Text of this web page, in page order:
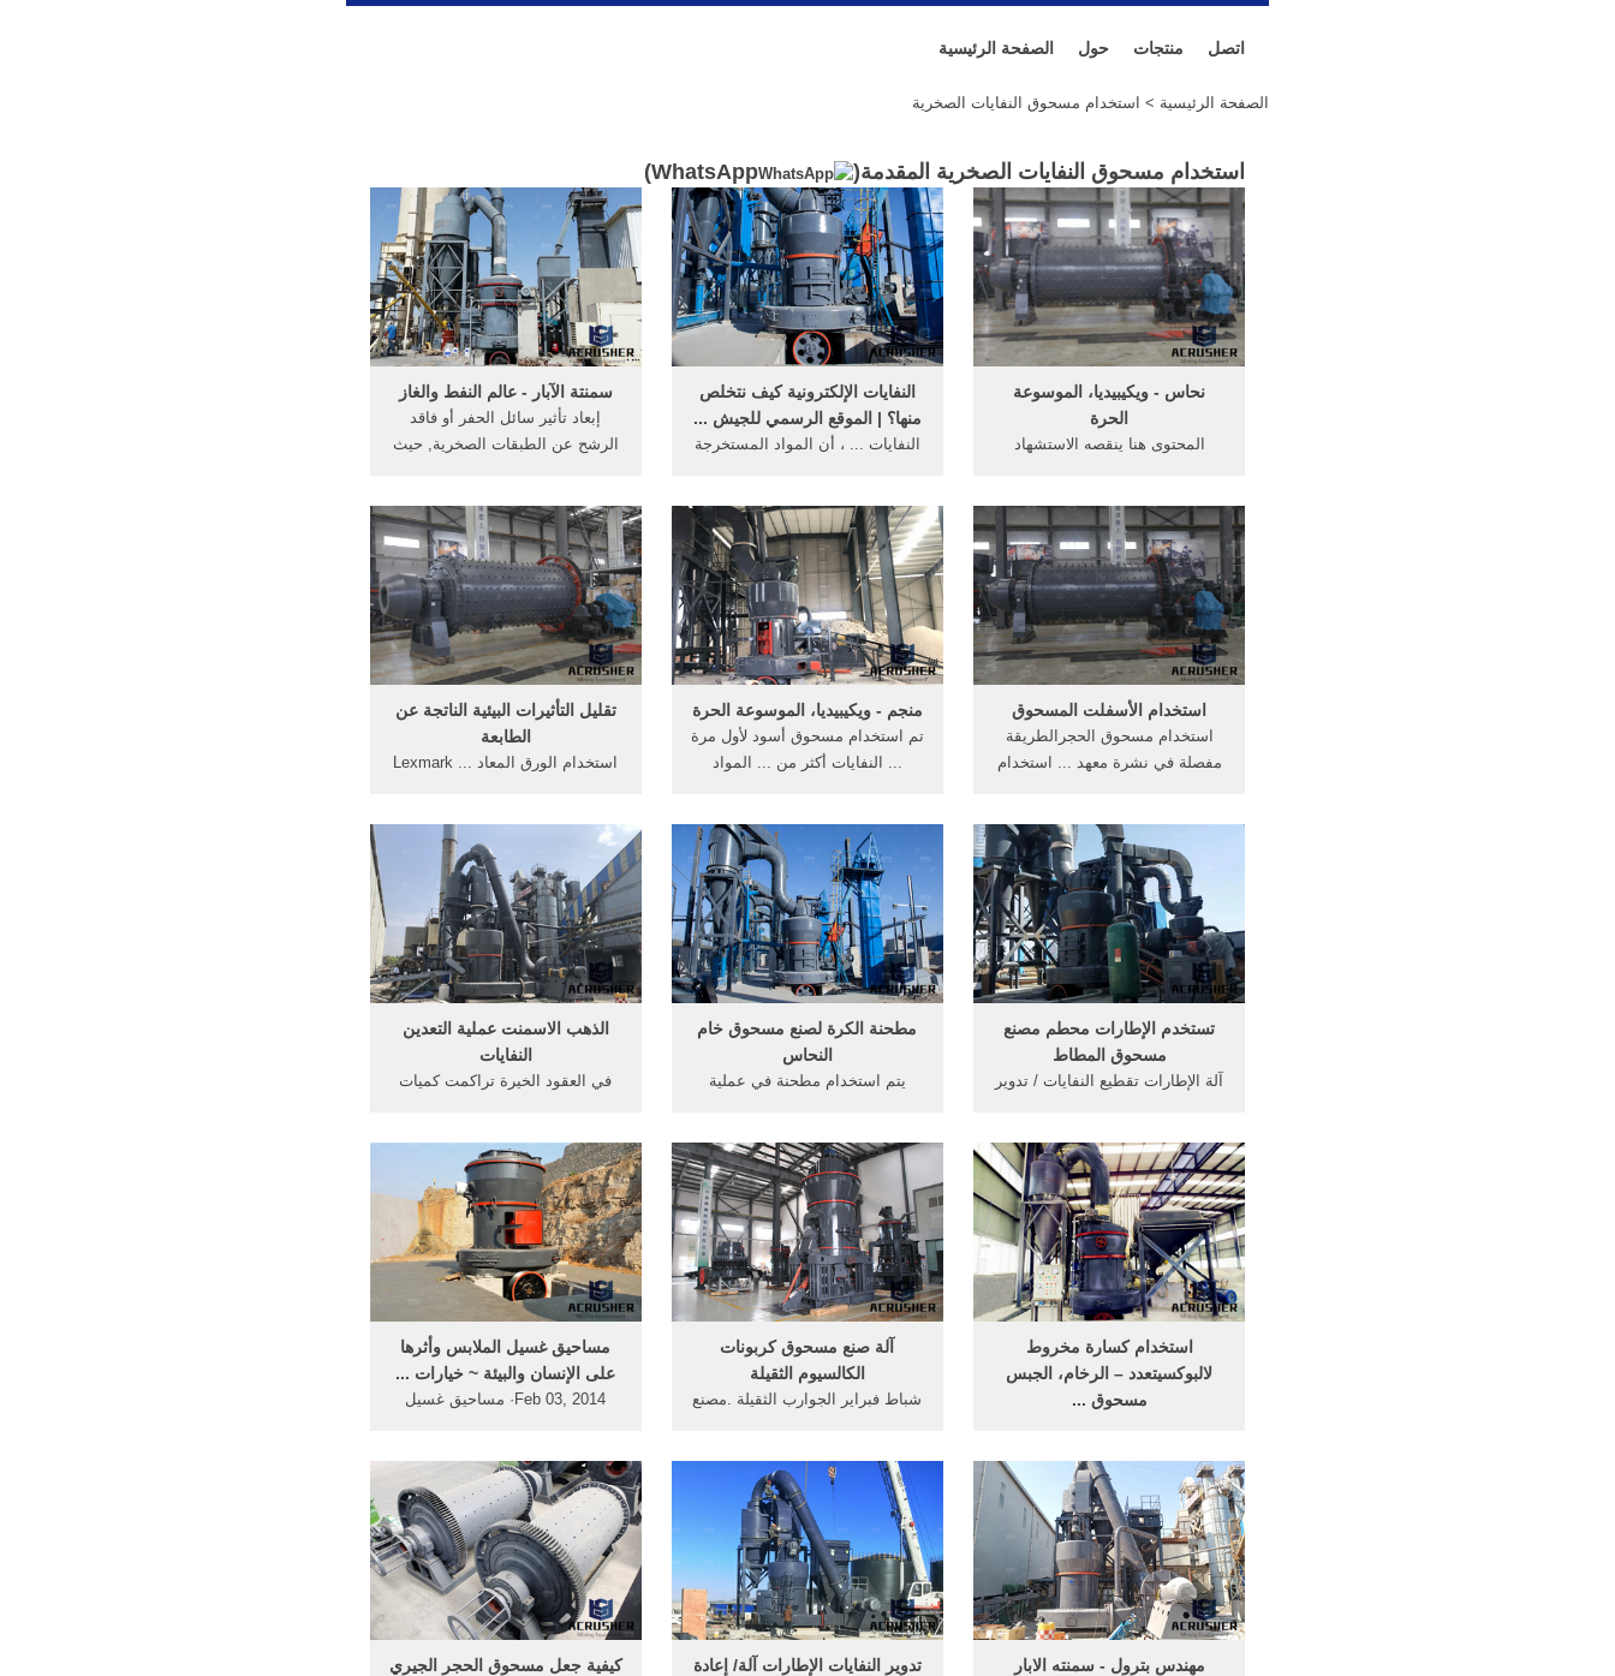
الصفحة الرئيسية حول منتجات اتصل
الصفحة الرئيسية > استخدام مسحوق النفايات الصخرية
استخدام مسحوق النفايات الصخرية المقدمة( WhatsApp
)
سمنتة الآبار - عالم النفط والغاز
إبعاد تأثير سائل الحفر أو فاقد
الرشح عن الطبقات الصخرية, حيث
النفايات الإلكترونية كيف نتخلص
منها؟ | الموقع الرسمي للجيش ...
النفايات ... ، أن المواد المستخرجة
...
نحاس - ويكيبيديا، الموسوعة
الحرة
المحتوى هنا ينقصه الاستشهاد
تقليل التأثيرات البيئية الناتجة عن
الطابعة
استخدام الورق المعاد ... Lexmark
منجم - ويكيبيديا، الموسوعة الحرة
تم استخدام مسحوق أسود لأول مرة
... النفايات أكثر من ... المواد
استخدام الأسفلت المسحوق
استخدام مسحوق الحجرالطريقة
مفصلة في نشرة معهد ... استخدام
الذهب الاسمنت عملية التعدين
النفايات
في العقود الخيرة تراكمت كميات
مطحنة الكرة لصنع مسحوق خام
النحاس
يتم استخدام مطحنة في عملية
الصخرية ...
تستخدم الإطارات محطم مصنع
مسحوق المطاط
آلة الإطارات تقطيع النفايات / تدوير
مساحيق غسيل الملابس وأثرها
على الإنسان والبيئة ~ خيارات ...
Feb 03, 2014· مساحيق غسيل
آلة صنع مسحوق كربونات
الكالسيوم الثقيلة
شباط فبراير الجوارب الثقيلة .مصنع
استخدام كسارة مخروط
لالبوكسيتعدد – الرخام، الجبس
مسحوق ...
كسارة صخور لتكسير الكتل الصخرية
...
كيفية جعل مسحوق الحجر الجيري
تدوير النفايات الإطارات آلة/ إعادة
‫مهندس بترول - سمنته الابار